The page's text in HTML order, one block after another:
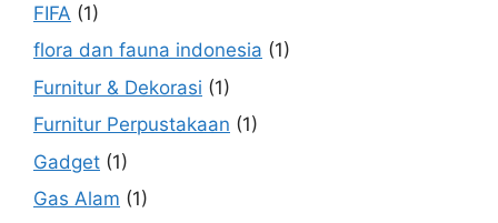
FIFA (1)
flora dan fauna indonesia (1)
Furnitur & Dekorasi (1)
Furnitur Perpustakaan (1)
Gadget (1)
Gas Alam (1)